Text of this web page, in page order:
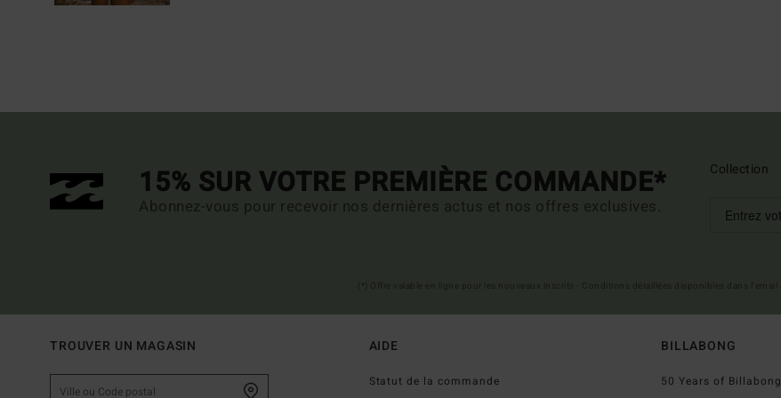
15% SUR VOTRE PREMIÈRE COMMANDE*
Abonnez-vous pour recevoir nos dernières actus et nos offres exclusives.
Collection
TROUVER UN MAGASIN AIDE
Statut de la commande
BILLABONG
50 Years of Billabong